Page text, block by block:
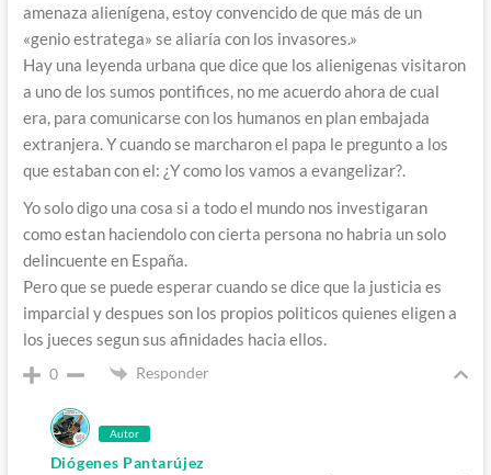
amenaza alienígena, estoy convencido de que más de un
«genio estratega» se aliaría con los invasores.»
Hay una leyenda urbana que dice que los alienigenas visitaron
a uno de los sumos pontifices, no me acuerdo ahora de cual
era, para comunicarse con los humanos en plan embajada
extranjera. Y cuando se marcharon el papa le pregunto a los
que estaban con el: ¿Y como los vamos a evangelizar?.
Yo solo digo una cosa si a todo el mundo nos investigaran
como estan haciendolo con cierta persona no habria un solo
delincuente en España.
Pero que se puede esperar cuando se dice que la justicia es
imparcial y despues son los propios politicos quienes eligen a
los jueces segun sus afinidades hacia ellos.
0 Responder
Autor
Diógenes Pantarújez